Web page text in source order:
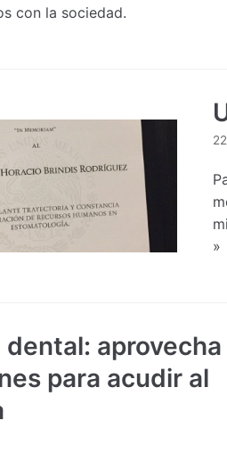
con la sociedad.
»
dental:
para acudir al